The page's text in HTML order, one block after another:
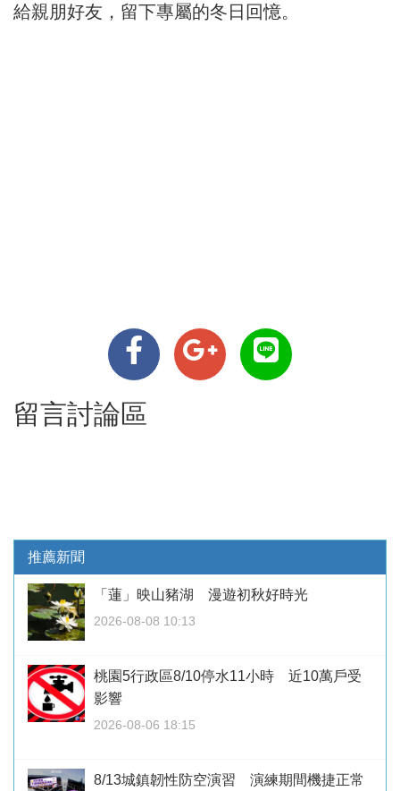
給親朋好友， 留下專屬的冬日回憶。
留言討論區
推薦新聞
「蓮」映山豬湖 漫遊初秋好時光
2026-08-08 10:13
桃園5行政區8/10停水11小時 近10萬戶受
影響
2026-08-06 18:15
8/13城鎮韌性防空演習 演練期間機捷正常